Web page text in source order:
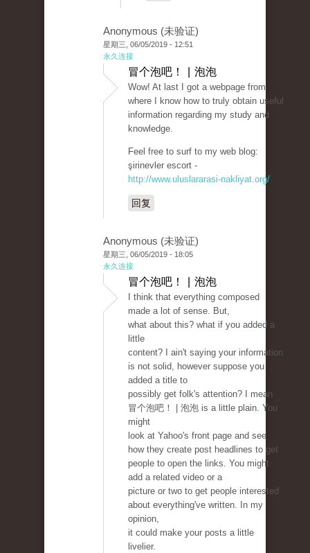
Anonymous (未验证)
星期三, 06/05/2019 - 12:51
永久连接
冒个泡吧！ | 泡泡
Wow! At last I got a webpage from
where I know how to truly obtain useful
information regarding my study and
knowledge.
Feel free to surf to my web blog:
şirinevler escort -
http://www.uluslararasi-nakliyat.org/
回复
Anonymous (未验证)
星期三, 06/05/2019 - 18:05
永久连接
冒个泡吧！ | 泡泡
I think that everything composed
made a lot of sense. But,
what about this? what if you added a
little
content? I ain't saying your information
is not solid, however suppose you
added a title to
possibly get folk's attention? I mean
冒个泡吧！ | 泡泡 is a little plain. You
might
look at Yahoo's front page and see
how they create post headlines to get
people to open the links. You might
add a related video or a
picture or two to get people interested
about everything've written. In my
opinion,
it could make your posts a little
livelier.